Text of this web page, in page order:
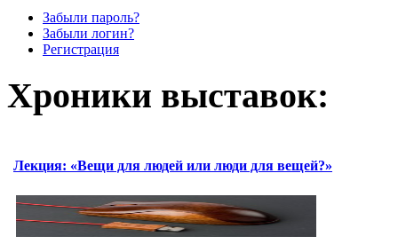
Забыли пароль?
Забыли логин?
Регистрация
Хроники выставок:
Лекция: «Вещи для людей или люди для вещей?»